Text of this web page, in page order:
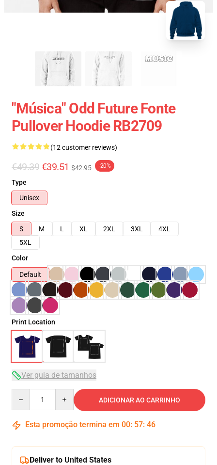
"Música" Odd Future Fonte
Pullover Hoodie RB2709
(12 customer reviews)
€49.39 €39.51 $42.95 -20%
Type
Unisex
Size
S
M L XL 2XL 3XL
4XL
5XL
Color
Default
Print Location
Ver guia de tamanhos
ADICIONAR AO CARRINHO
Esta promoção termina em 00: 57: 46
Deliver to United States